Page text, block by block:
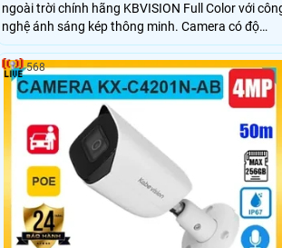
ngoài trời chính hãng KBVISION Full Color với
nghệ ánh sáng kép thông minh. Camera có độ
phân giải 4MP hỗ trợ hồng ngoại ban đêm lên đến
60m, tích hợp khe cắm thẻ nhớ tối đa 256GB và
khả năng phân biệt người và xe chính xác. Với vỏ
kim loại chắc chắn chuẩn IP67, hỗ trợ POE, KX-
CD4005MN-AB là lựa chọn camera giá rẻ, bền bỉ
hiệu quả.
568